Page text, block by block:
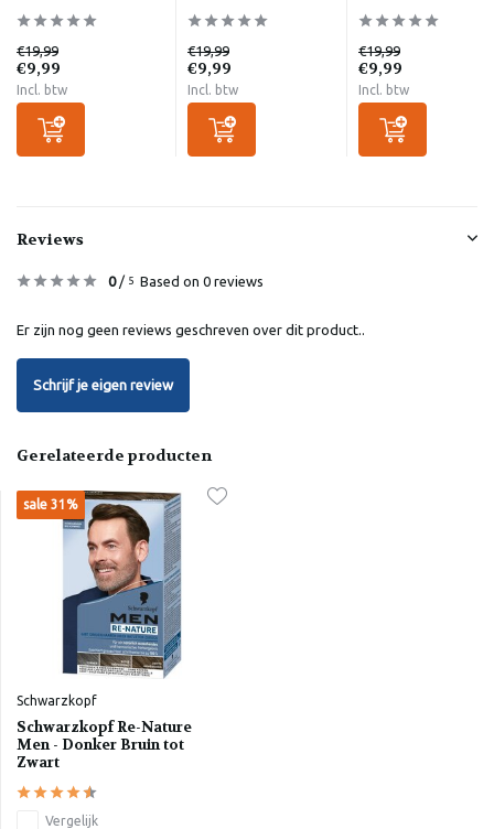
€19,99
€9,99
Incl. btw
€19,99
€9,99
Incl. btw
€19,99
€9,99
Incl. btw
Reviews
0/ 5 Based on 0 reviews
Er zijn nog geen reviews geschreven over dit product..
Schrijf je eigen review
Gerelateerde producten
sale 31%
Schwarzkopf
Schwarzkopf Re-Nature
Men - Donker Bruin tot
Zwart
Vergelijk